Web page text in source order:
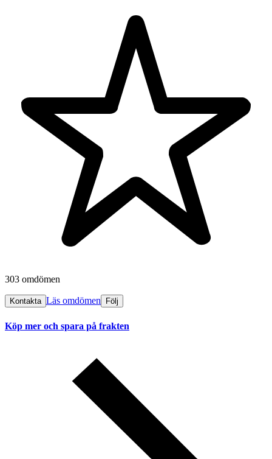
303 omdömen
Kontakta Läs omdömen Följ
Köp mer och spara på frakten